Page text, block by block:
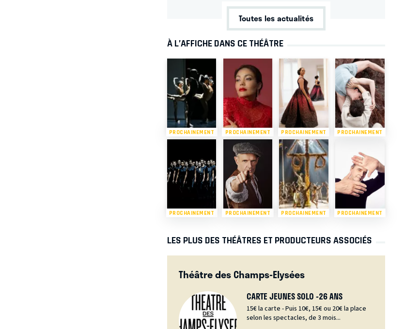
Toutes les actualités
À L’AFFICHE DANS CE THÉÂTRE
PROCHAINEMENT PROCHAINEMENT PROCHAINEMENT PROCHAINEMENT
PROCHAINEMENT PROCHAINEMENT PROCHAINEMENT PROCHAINEMENT
LES PLUS DES THÉÂTRES ET PRODUCTEURS ASSOCIÉS
Théâtre des Champs-Elysées
CARTE JEUNES SOLO -26 ANS
15€ la carte - Puis 10€, 15€ ou 20€ la place
selon les spectacles, de 3 mois...